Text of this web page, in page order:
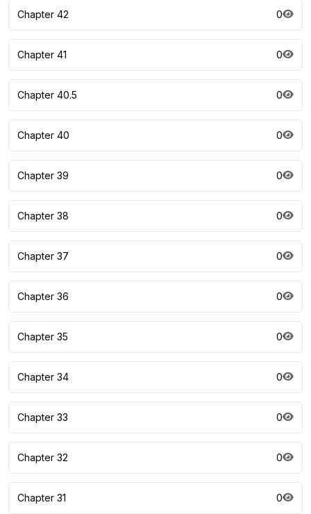
Chapter 42 0
Chapter 41 0
Chapter 40.5 0
Chapter 40 0
Chapter 39 0
Chapter 38 0
Chapter 37 0
Chapter 36 0
Chapter 35 0
Chapter 34 0
Chapter 33 0
Chapter 32 0
Chapter 31 0